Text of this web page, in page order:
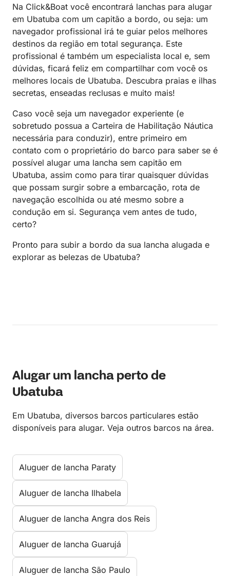
Na Click&Boat você encontrará lanchas para alugar
em Ubatuba com um capitão a bordo, ou seja: um
navegador profissional irá te guiar pelos melhores
destinos da região em total segurança. Este
profissional é também um especialista local e, sem
dúvidas, ficará feliz em compartilhar com você os
melhores locais de Ubatuba. Descubra praias e ilhas
secretas, enseadas reclusas e muito mais!
Caso você seja um navegador experiente (e
sobretudo possua a Carteira de Habilitação Náutica
necessária para conduzir), entre primeiro em
contato com o proprietário do barco para saber se é
possível alugar uma lancha sem capitão em
Ubatuba, assim como para tirar quaisquer dúvidas
que possam surgir sobre a embarcação, rota de
navegação escolhida ou até mesmo sobre a
condução em si. Segurança vem antes de tudo,
certo?
Pronto para subir a bordo da sua lancha alugada e
explorar as belezas de Ubatuba?
Alugar um lancha perto de
Ubatuba
Em Ubatuba, diversos barcos particulares estão
disponíveis para alugar. Veja outros barcos na área.
Aluguer de lancha Paraty
Aluguer de lancha Ilhabela
Aluguer de lancha Angra dos Reis
Aluguer de lancha Guarujá
Aluguer de lancha São Paulo